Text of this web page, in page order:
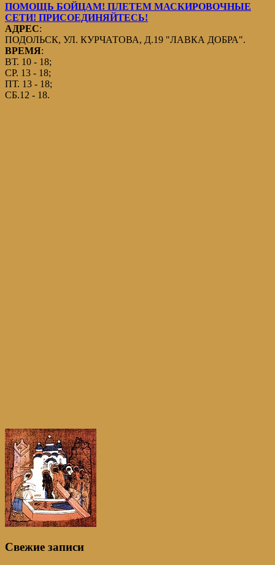
ПОМОЩЬ БОЙЦАМ! ПЛЕТЕМ МАСКИРОВОЧНЫЕ
СЕТИ! ПРИСОЕДИНЯЙТЕСЬ!
АДРЕС:
ПОДОЛЬСК, УЛ. КУРЧАТОВА, Д.19 "ЛАВКА ДОБРА".
ВРЕМЯ:
ВТ. 10 - 18;
СР. 13 - 18;
ПТ. 13 - 18;
СБ.12 - 18.
Свежие записи